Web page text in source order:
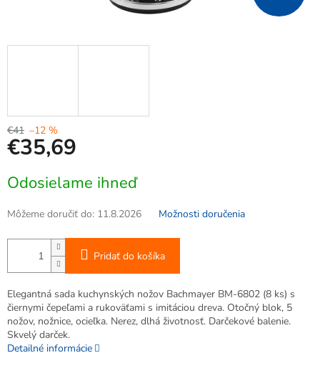
€41 –12 %
€35,69
cena:
Odosielame ihneď
Môžeme doručiť do: 11.8.2026 Možnosti doručenia
Pridať do košíka
Elegantná sada kuchynských nožov Bachmayer BM-6802 (8 ks) s
čiernymi čepeľami a rukoväťami s imitáciou dreva. Otočný blok, 5
nožov, nožnice, ocieľka. Nerez, dlhá životnosť. Darčekové balenie.
Skvelý darček.
Detailné informácie